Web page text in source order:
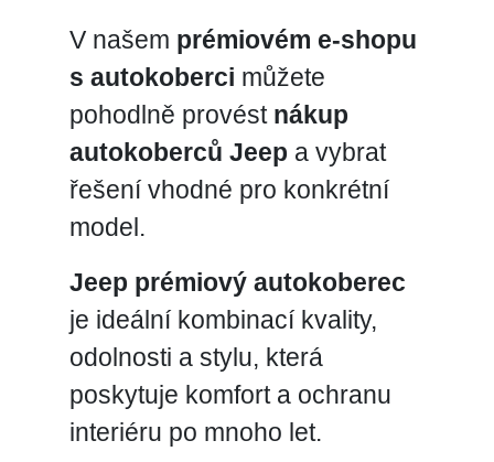
V našem prémiovém e-shopu
s autokoberci můžete
pohodlně provést nákup
autokoberců Jeep a vybrat
řešení vhodné pro konkrétní
model.
Jeep prémiový autokoberec
je ideální kombinací kvality,
odolnosti a stylu, která
poskytuje komfort a ochranu
interiéru po mnoho let.